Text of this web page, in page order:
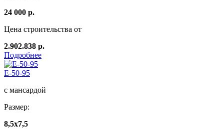
24 000 р.
Цена строительства от
2.902.838 р.
Подробнее
E-50-95
с мансардой
Размер:
8,5x7,5